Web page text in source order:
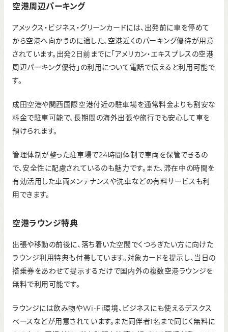
空港周辺パーキング
アメックス・ビジネス・グリーンカードには、出発前に車を停めて
から空港へ向かうのに適した、空港近くのパーキング優待が用意
されています。出発2日前までに「アメリカン・エキスプレスの空港
周辺パーキング優待」の利用について電話で伝えると利用可能で
す。
成田空港や関西国際空港付近の駐車場を通常料金よりも割安な
料金で駐車可能で、長期間の海外出張や旅行でも安心して車を
預けられます。
管理体制が整った駐車場で24時間体制で車両を保管できるの
で、安全性に配慮されているのも魅力です。また、滞在中の時間を
有効活用した車両メンテナンスや洗車などの有料サービスも利
用できます。
空港ラウンジ特典
出張や移動の前後に、落ち着いた空間でくつろぎたい方に向けた
ラウンジ利用特典も付帯しています。対象カードを提示し、当日の
搭乗券をあわせて提示するだけで国内外の複数空港ラウンジを
無料で利用可能です。
ラウンジには飲み物やWi-Fi環境、ビジネスにも使えるデスクス
ペースなどが用意されています。また同伴者1名まで同じく無料に